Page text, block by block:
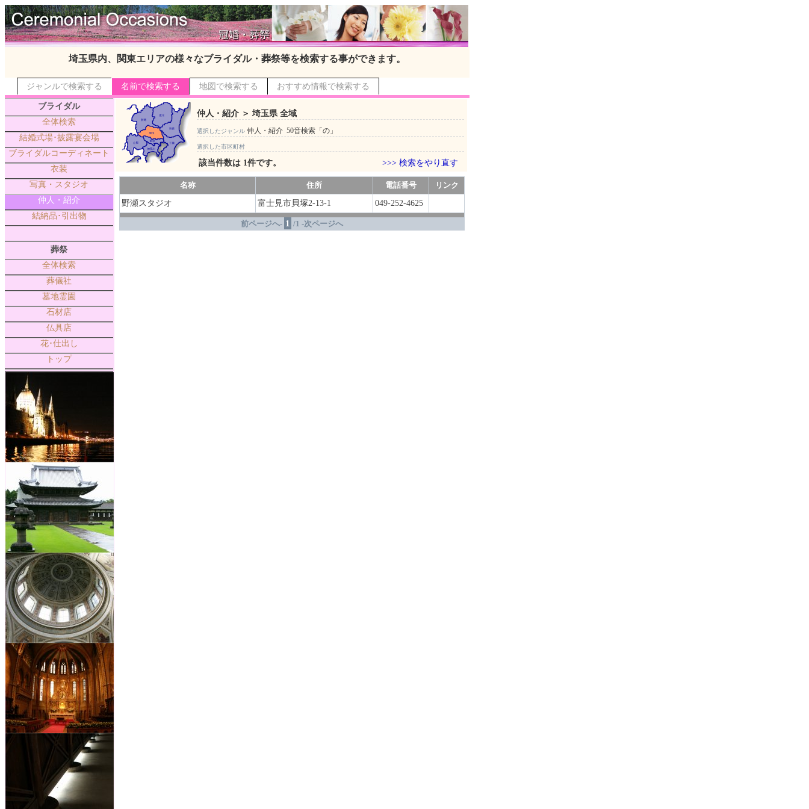
埼玉県内、関東エリアの様々なブライダル・葬祭等を検索する事ができます。
ジャンルで検索する 名前で検索する 地図で検索する おすすめ情報で検索する
ブライダル
全体検索
結婚式場･披露宴会場
ブライダルコーディネート
衣装
写真・スタジオ
仲人・紹介
結納品･引出物
葬祭
全体検索
葬儀社
墓地霊園
石材店
仏具店
花･仕出し
トップ
仲人・紹介 ＞ 埼玉県 全域
選択したジャンル 仲人・紹介 50音検索「の」
選択した市区町村
該当件数は 1件です。 >>> 検索をやり直す
名称 住所 電話番号
リンク
野瀬スタジオ
富士見市貝塚2-13-1 049-252-4625
前ページへ- 1 /1 -次ページへ